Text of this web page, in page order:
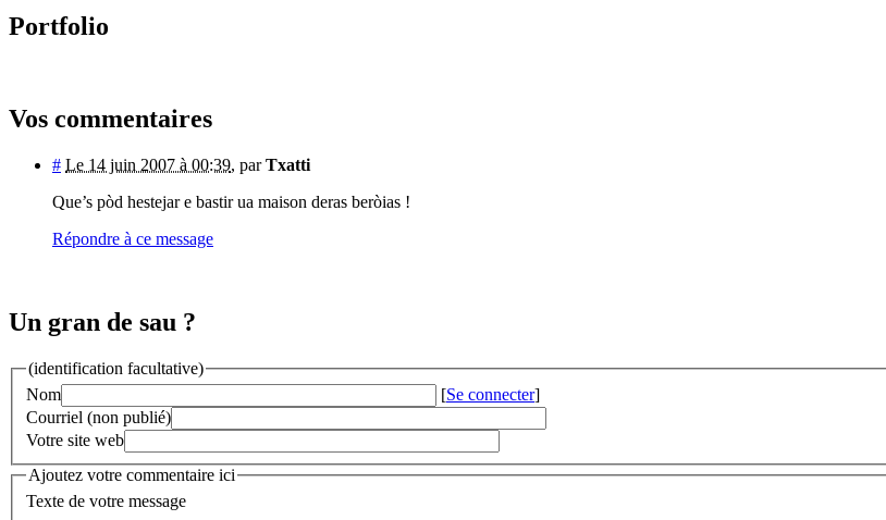
Portfolio
Vos commentaires
# Le 14 juin 2007 à 00:39, parTxatti
Que’s pòd hestejar e bastir ua maison deras beròias !
Répondre à ce message
Un gran de sau ?
(identification facultative)
Nom
[Se connecter]
Courriel (non publié)
Votre site web
Ajoutez votre commentaire ici
Texte de votre message